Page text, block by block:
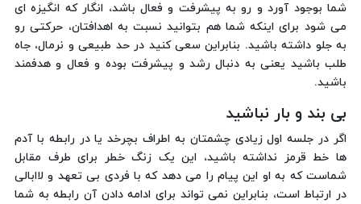
شما بوجود آورد و رو به پیشرفت و فعال باشد، انگار که انگیزه ای
می شود برای اینکه شما هم بتوانید نسبت به اهدافتان، حرکتی رو
به جلو داشته باشید. بنابراین سعی کنید در حد طبیعی و نرمال، جاه
طلب باشید یعنی به دنبال رشد و پیشرفت بوده و فعال و هدفمند
باشید.
بی بند و بار نباشید
اگر در جلسه اول زیادی چشمتان به اطراف بچرخد یا در رابطه با آدم
ها خط قرمز نداشته باشید، این یک زنگ خطر برای طرف مقابل
شماست که به او این پیام را می دهد که با فردی ‌بی تعهد و لاابالی
در ارتباط است، بنابراین نمی تواند برای ادامه دادن آن رابطه به شما